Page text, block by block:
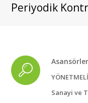
Periyodik
Sanayi ve